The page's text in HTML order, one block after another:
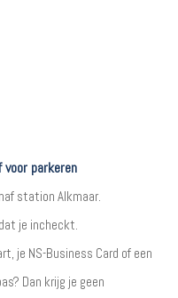
parkeren
station Alkmaar.
je incheckt.
je NS-Business Card of een
Dan krijg je geen